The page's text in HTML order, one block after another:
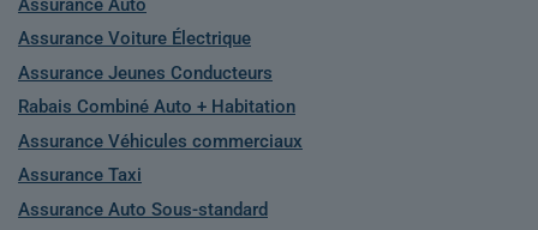
Assurance Auto
Assurance Voiture Électrique
Assurance Jeunes Conducteurs
Rabais Combiné Auto + Habitation
Assurance Véhicules commerciaux
Assurance Taxi
Assurance Auto Sous-standard